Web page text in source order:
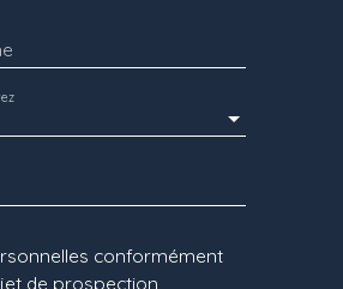
conformément
de prospection